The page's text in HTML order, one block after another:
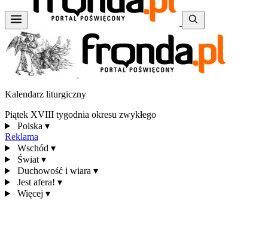
Kalendarz liturgiczny
Piątek XVIII tygodnia okresu zwykłego
Polska ▾
Reklama
Wschód ▾
Świat ▾
Duchowość i wiara ▾
Jest afera! ▾
Więcej ▾